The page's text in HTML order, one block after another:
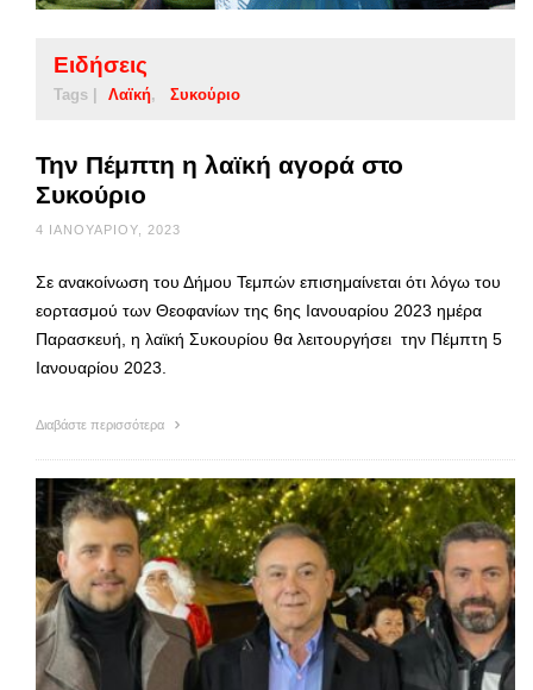
Ειδήσεις
Tags | Λαϊκή Συκούριο
Την Πέμπτη η λαϊκή αγορά στο
Συκούριο
4 ΙΑΝΟΥΑΡΊΟΥ, 2023
Σε ανακοίνωση του Δήμου Τεμπών επισημαίνεται ότι λόγω του
εορτασμού των Θεοφανίων της 6ης Ιανουαρίου 2023 ημέρα
Παρασκευή, η λαϊκή Συκουρίου θα λειτουργήσει την Πέμπτη 5
Ιανουαρίου 2023.
Διαβάστε περισσότερα